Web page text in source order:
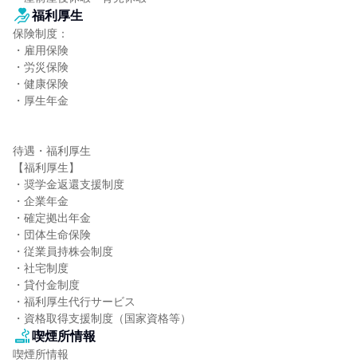
福利厚生
保険制度：
・雇用保険
・労災保険
・健康保険
・厚生年金
待遇・福利厚生
【福利厚生】
・奨学金返還支援制度
・企業年金
・確定拠出年金
・団体生命保険
・従業員持株会制度
・社宅制度
・貸付金制度
・福利厚生代行サービス
・資格取得支援制度（国家資格等）
喫煙所情報
喫煙所情報